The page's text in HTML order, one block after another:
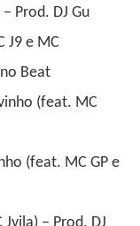
Prod. DJ Gu
J9 e MC
Beat
(feat. MC
(feat. MC GP e